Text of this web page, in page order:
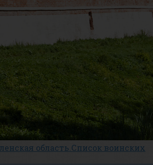
область.Список воинских